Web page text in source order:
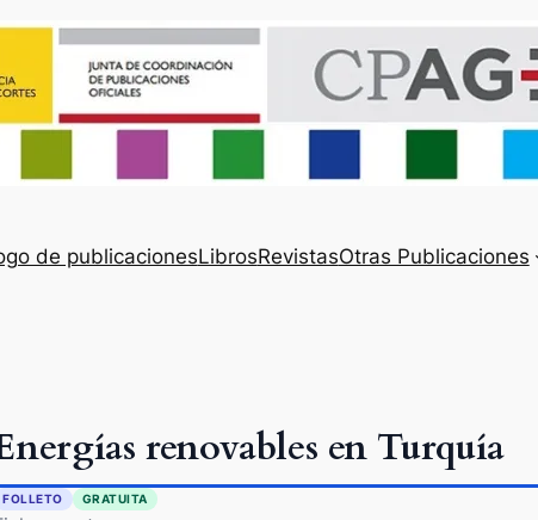
de publicacionesLibrosRevistasOtras Publicaciones
renovables en Turquía
FOLLETO GRATUITA